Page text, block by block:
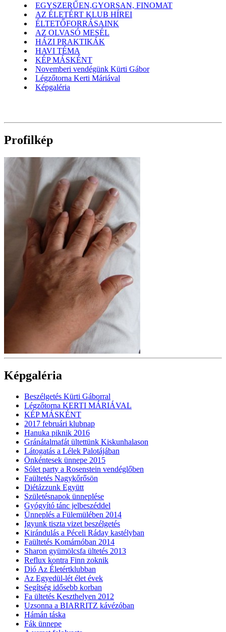
EGYSZERŰEN,GYORSAN, FINOMAT
AZ ÉLETÉRT KLUB HÍREI
ÉLTETŐFORRÁSAINK
AZ OLVASÓ MESÉL
HÁZI PRAKTIKÁK
HAVI TÉMA
KÉP MÁSKÉNT
Novemberi vendégünk Kürti Gábor
Légzőtorna Kerti Máriával
Képgaléria
Profilkép
Képgaléria
Beszélgetés Kürti Gáborral
Légzőtorna KERTI MÁRIÁVAL
KÉP MÁSKÉNT
2017 februári klubnap
Hanuka piknik 2016
Gránátalmafát ültettünk Kiskunhalason
Látogatás a Lélek Palotájában
Önkéntesek ünnepe 2015
Sólet party a Rosenstein vendéglőben
Faültetés Nagykőrősön
Diétázzunk Együtt
Születésnapok ünneplése
Gyógyító tánc jelbeszéddel
Ünneplés a Fülemülében 2014
Igyunk tiszta vizet beszélgetés
Kirándulás a Péceli Ráday kastélyban
Faültetés Komárnóban 2014
Sharon gyümölcsfa ültetés 2013
Reflux kontra Finn zoknik
Dió Az Életértklubban
Az Egyedül-lét élet évek
Segítség idősebb korban
Fa ültetés Keszthelyen 2012
Uzsonna a BIARRITZ kávézóban
Hámán táska
Fák ünnepe